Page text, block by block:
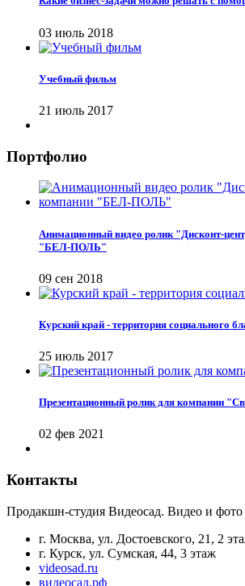
03 июль 2018
Учебный фильм
21 июль 2017
Портфолио
Анимационный видео ролик "Дисконт-
"БЕЛ-ПОЛЬ"
09 сен 2018
Курский край - территория социального
25 июль 2017
Презентационный ролик для компании
02 фев 2021
Контакты
Продакшн-студия Видеосад. Видео и фото
г. Москва, ул. Достоевского, 21, 2
г. Курск, ул. Сумская, 44, 3 этаж
videosad.ru
видеосад.рф